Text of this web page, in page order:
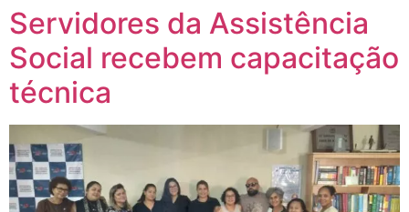
Servidores da Assistência
Social recebem capacitação
técnica